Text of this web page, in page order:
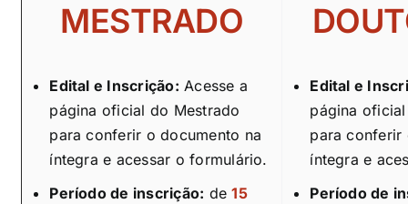
MESTRADO
Edital e Inscrição: Acesse a
página oficial do Mestrado
para conferir o documento na
íntegra e acessar o formulário.
Período de inscrição: de15
Edital e
página
para conferir
íntegra e
Período de